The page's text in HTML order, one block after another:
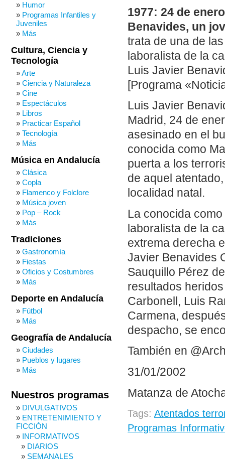
1977: 24 de
Benavides, un
trata de una de
laboralista de la
Luis Javier
[Programa
Luis Javier
Madrid, 24 de
asesinado en el
conocida como
puerta a los
de aquel
localidad natal.
La conocida
laboralista de la
extrema derecha
Javier Benavides
Sauquillo Pérez
resultados
Carbonell, Luis
Carmena,
despacho, se
También en
31/01/2002
Matanza de
Tags: Atentados
Programas
Humor
Programas Infantiles y
Juveniles
Más
Cultura, Ciencia y
Tecnología
Arte
Ciencia y Naturaleza
Cine
Espectáculos
Libros
Practicar Español
Tecnología
Más
Música en Andalucía
Clásica
Copla
Flamenco y Folclore
Música joven
Pop – Rock
Más
Tradiciones
Gastronomía
Fiestas
Oficios y Costumbres
Más
Deporte en Andalucía
Fútbol
Más
Geografía de Andalucía
Ciudades
Pueblos y lugares
Más
Nuestros programas
DIVULGATIVOS
ENTRETENIMIENTO Y
FICCIÓN
INFORMATIVOS
DIARIOS
SEMANALES